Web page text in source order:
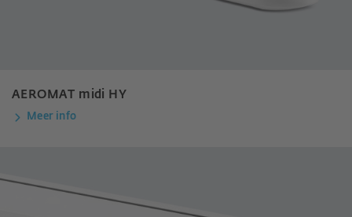
AEROMAT midi HY
Meer info